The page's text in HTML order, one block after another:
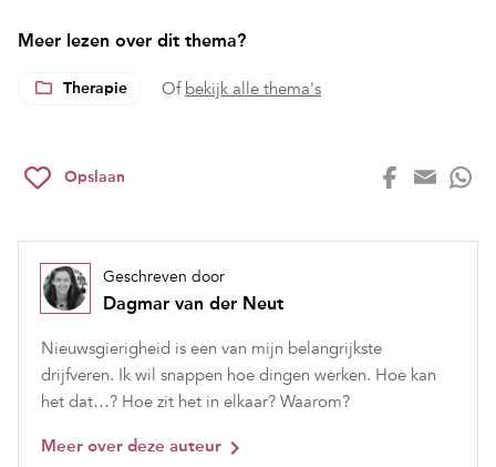
Meer lezen over dit thema?
Therapie Of bekijk alle thema's
Opslaan
Geschreven door
Dagmar van der Neut
Nieuwsgierigheid is een van mijn belangrijkste
drijfveren. Ik wil snappen hoe dingen werken. Hoe kan
het dat…? Hoe zit het in elkaar? Waarom?
Meer over deze auteur